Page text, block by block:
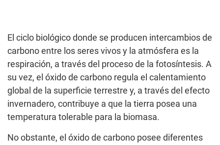
El ciclo biológico donde se producen intercambios de
carbono entre los seres vivos y la atmósfera es la
respiración, a través del proceso de la fotosíntesis. A
su vez, el óxido de carbono regula el calentamiento
global de la superficie terrestre y, a través del efecto
invernadero, contribuye a que la tierra posea una
temperatura tolerable para la biomasa.
No obstante, el óxido de carbono posee diferentes